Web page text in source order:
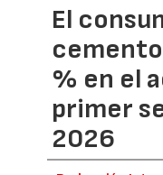
El
% en el
primer
2026